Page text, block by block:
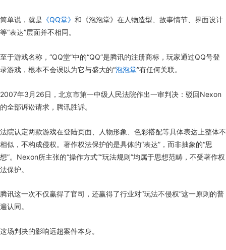
简单说，就是 《QQ堂》 和《泡泡堂》在人物造型、故事情节、界面设计
等“表达”层面并不相同。
至于游戏名称，“QQ堂”中的“QQ”是腾讯的注册商标，玩家通过QQ号登
录游戏，根本不会误以为它与盛大的“泡泡堂”有任何关联。
2007年3月26日，北京市第一中级人民法院作出一审判决：驳回Nexon
的全部诉讼请求，腾讯胜诉。
法院认定两款游戏在登陆页面、人物形象、色彩搭配等具体表达上整体不
相似，不构成侵权。著作权法保护的是具体的“表达”，而非抽象的“思
想”。Nexon所主张的“操作方式”“玩法规则”均属于思想范畴，不受著作权
法保护。
腾讯这一次不仅赢得了官司，还赢得了行业对“玩法不侵权”这一原则的普
遍认同。
这场判决的影响远超案件本身。